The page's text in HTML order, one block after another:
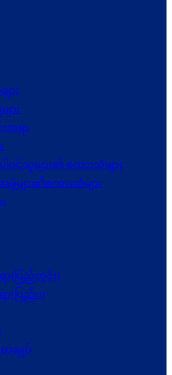
ား
ျား
အရာ
ပါဝင်သူများ၏ စကားသံများ
အဖွဲ့များ၏စကားသံများ
ရာ(ပြည်တွင်း)
ရာ(ပြည်ပ)
ာချုပ်